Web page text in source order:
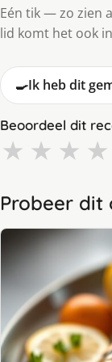
Eén tik — zo zien
lid komt het ook
🍳Ik heb dit
Beoordeel dit
★ ★ ★ ★
Probeer dit